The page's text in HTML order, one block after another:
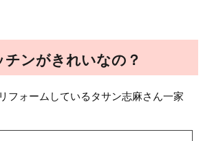
チンがきれいなの？
フォームしているタサン志麻さん一家